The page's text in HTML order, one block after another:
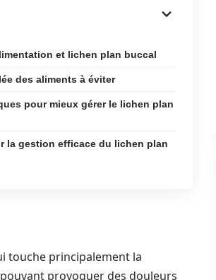
et lichen plan buccal
des aliments à éviter
pour mieux gérer le lichen plan
la gestion efficace du lichen plan
touche principalement la
provoquer des douleurs